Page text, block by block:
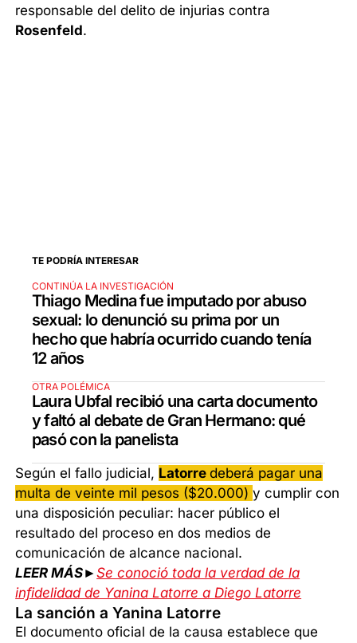
responsable del delito de injurias contra
Rosenfeld.
TE PODRÍA INTERESAR
CONTINÚA LA INVESTIGACIÓN
Thiago Medina fue imputado por abuso
sexual: lo denunció su prima por un
hecho que habría ocurrido cuando tenía
12 años
OTRA POLÉMICA
Laura Ubfal recibió una carta documento
y faltó al debate de Gran Hermano: qué
pasó con la panelista
Según el fallo judicial, Latorredeberá pagar una
multa de veinte mil pesos ($20.000)y cumplir con
una disposición peculiar: hacer público el
resultado del proceso en dos medios de
comunicación de alcance nacional.
LEER MÁS►Se conoció toda la verdad de la
infidelidad de Yanina Latorre a Diego Latorre
La sanción a Yanina Latorre
El documento oficial de la causa establece que